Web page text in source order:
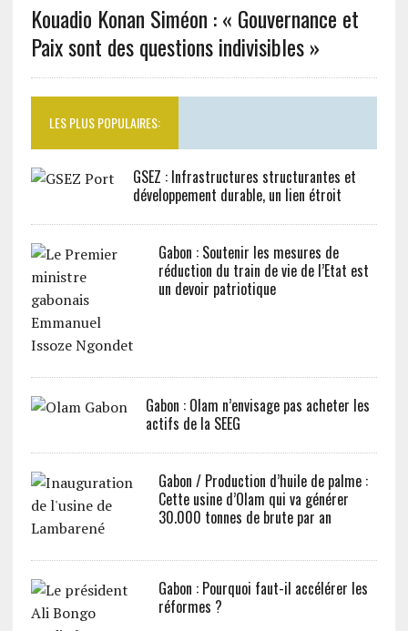
Kouadio Konan Siméon : « Gouvernance et
Paix sont des questions indivisibles »
LES PLUS POPULAIRES:
GSEZ : Infrastructures structurantes et
développement durable, un lien étroit
Gabon : Soutenir les mesures de
réduction du train de vie de l’Etat est
un devoir patriotique
Gabon : Olam n’envisage pas acheter les
actifs de la SEEG
Gabon / Production d’huile de palme :
Cette usine d’Olam qui va générer
30.000 tonnes de brute par an
Gabon : Pourquoi faut-il accélérer les
réformes ?